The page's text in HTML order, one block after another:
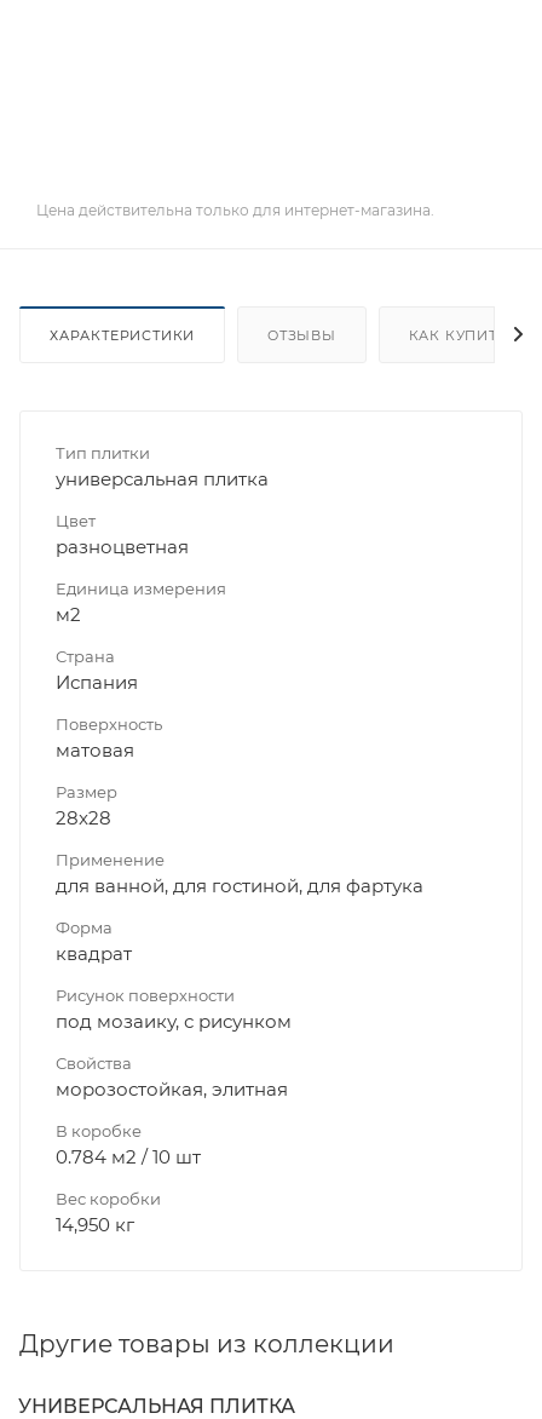
Цена действительна только для интернет-магазина.
ХАРАКТЕРИСТИКИ ОТЗЫВЫ КАК КУПИТЬ
Тип плитки
универсальная плитка
Цвет
разноцветная
Единица измерения
м2
Страна
Испания
Поверхность
матовая
Размер
28x28
Применение
для ванной, для гостиной, для фартука
Форма
квадрат
Рисунок поверхности
под мозаику, с рисунком
Свойства
морозостойкая, элитная
В коробке
0.784 м2 / 10 шт
Вес коробки
14,950 кг
Другие товары из коллекции
УНИВЕРСАЛЬНАЯ ПЛИТКА